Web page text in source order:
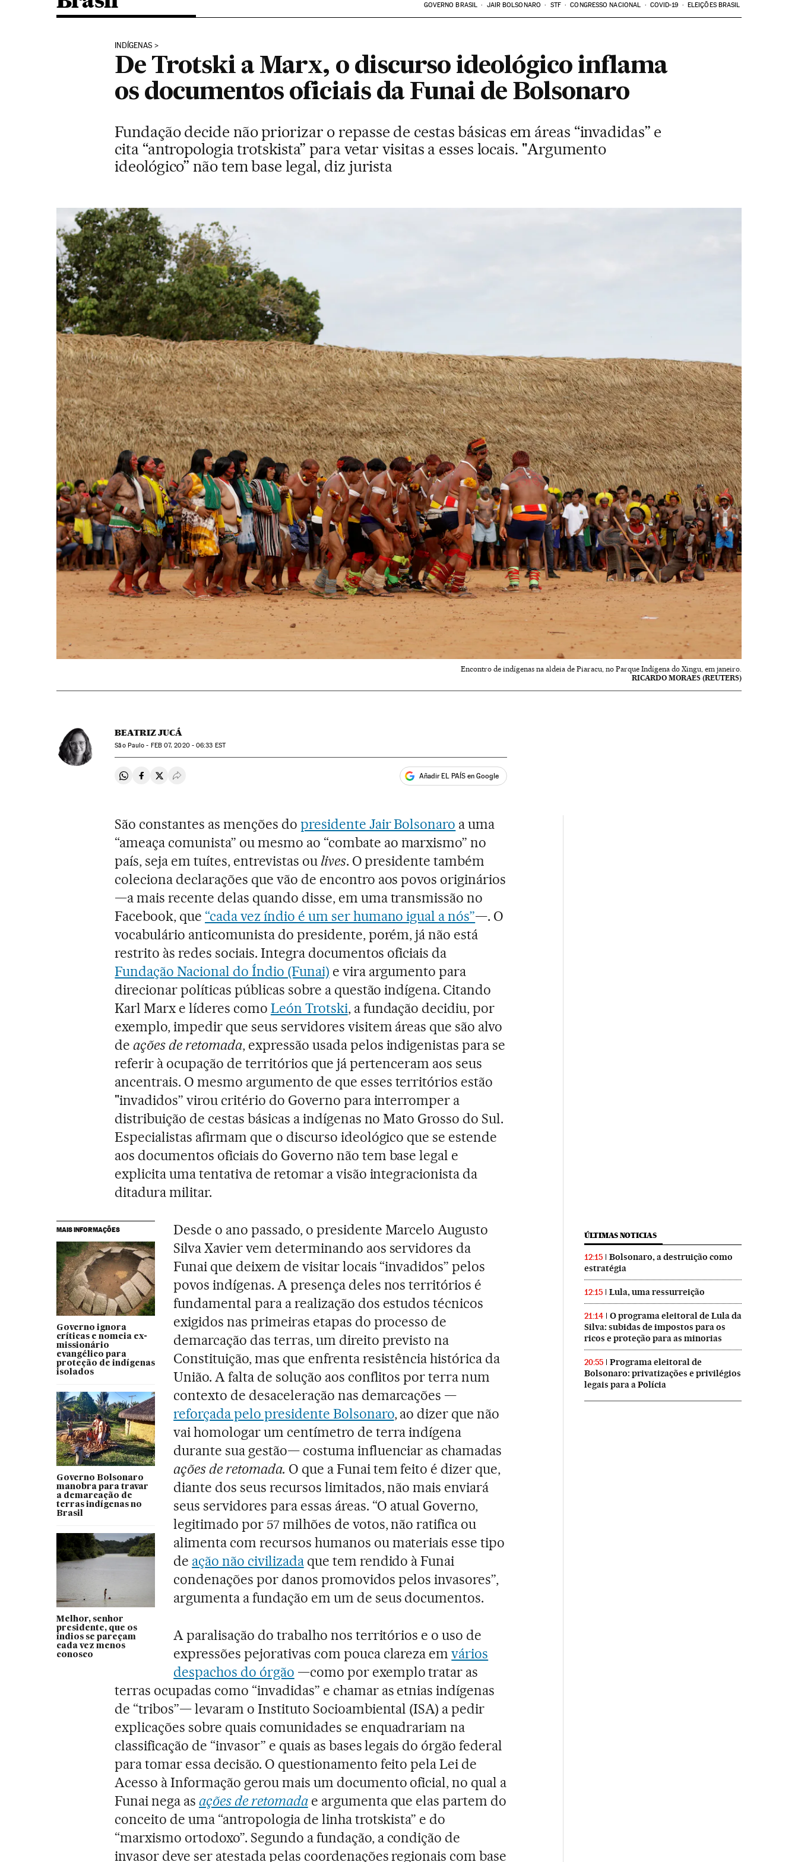
GOVERNO BRASIL JAIR BOLSONARO STF CONGRESSO NACIONAL COVID-19 ELEIÇÕES BRASIL
INDÍGENAS
De Trotski a Marx, o discurso ideológico inflama
os documentos oficiais da Funai de Bolsonaro
Fundação decide não priorizar o repasse de cestas básicas em áreas “invadidas” e
cita “antropologia trotskista” para vetar visitas a esses locais. "Argumento
ideológico” não tem base legal, diz jurista
Encontro de indígenas na aldeia de Piaracu, no Parque Indígena do Xingu, em janeiro.
RICARDO MORAES (REUTERS)
BEATRIZ JUCÁ
São Paulo - FEB07, 2020 - 06:33 EST
Compartir en Whatsapp
Compartir en Facebook
Compartir en Twitter
Desplegar Redes Sociales Añadir EL PAÍS en Google
São constantes as menções do presidente Jair Bolsonaro a uma
“ameaça comunista” ou mesmo ao “combate ao marxismo” no
país, seja em tuítes, entrevistas ou lives. O presidente também
coleciona declarações que vão de encontro aos povos originários
—a mais recente delas quando disse, em uma transmissão no
Facebook, que “cada vez índio é um ser humano igual a nós”—. O
vocabulário anticomunista do presidente, porém, já não está
restrito às redes sociais. Integra documentos oficiais da
Fundação Nacional do Índio (Funai) e vira argumento para
direcionar políticas públicas sobre a questão indígena. Citando
Karl Marx e líderes como León Trotski, a fundação decidiu, por
exemplo, impedir que seus servidores visitem áreas que são alvo
deações de retomada, expressão usada pelos indigenistas para se
referir à ocupação de territórios que já pertenceram aos seus
ancentrais. O mesmo argumento de que esses territórios estão
"invadidos” virou critério do Governo para interromper a
distribuição de cestas básicas a indígenas no Mato Grosso do Sul.
Especialistas afirmam que o discurso ideológico que se estende
aos documentos oficiais do Governo não tem base legal e
explicita uma tentativa de retomar a visão integracionista da
ditadura militar.
MAIS INFORMAÇÕES
Governo ignora
críticas e nomeia ex-
missionário
evangélico para
proteção de indígenas
isolados
Governo Bolsonaro
manobra para travar
a demarcação de
terras indígenas no
Brasil
Melhor, senhor
presidente, que os
índios se pareçam
cada vez menos
conosco
Desde o ano passado, o presidente Marcelo Augusto
Silva Xavier vem determinando aos servidores da
Funai que deixem de visitar locais “invadidos” pelos
povos indígenas. A presença deles nos territórios é
fundamental para a realização dos estudos técnicos
exigidos nas primeiras etapas do processo de
demarcação das terras, um direito previsto na
Constituição, mas que enfrenta resistência histórica da
União. A falta de solução aos conflitos por terra num
contexto de desaceleração nas demarcações —
reforçada pelo presidente Bolsonaro, ao dizer que não
vai homologar um centímetro de terra indígena
durante sua gestão— costuma influenciar as chamadas
ações de retomada. O que a Funai tem feito é dizer que,
diante dos seus recursos limitados, não mais enviará
seus servidores para essas áreas. “O atual Governo,
legitimado por 57 milhões de votos, não ratifica ou
alimenta com recursos humanos ou materiais esse tipo
de ação não civilizadaque tem rendido à Funai
condenações por danos promovidos pelos invasores”,
argumenta a fundação em um de seus documentos.
A paralisação do trabalho nos territórios e o uso de
expressões pejorativas com pouca clareza emvários
despachos do órgão —como por exemplo tratar as
terras ocupadas como “invadidas” e chamar as etnias indígenas
de “tribos”— levaram o Instituto Socioambiental (ISA) a pedir
explicações sobre quais comunidades se enquadrariam na
classificação de “invasor” e quais as bases legais do órgão federal
para tomar essa decisão. O questionamento feito pela Lei de
Acesso à Informação gerou mais um documento oficial, no qual a
Funai nega asações de retomadae argumenta que elas partem do
conceito de uma “antropologia de linha trotskista” e do
“marxismo ortodoxo”. Segundo a fundação, a condição de
invasor deve ser atestada pelas coordenações regionais com base
ÚLTIMAS NOTICIAS
12:15
Bolsonaro, a destruição como
estratégia
12:15 Lula, uma ressurreição
21:14
O programa eleitoral de Lula da
Silva: subidas de impostos para os
ricos e proteção para as minorias
20:55
Programa eleitoral de
Bolsonaro: privatizações e privilégios
legais para a Polícia